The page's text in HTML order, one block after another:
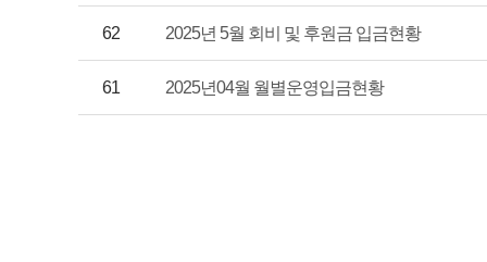
62 2025년 5월 회비 및 후원금 입금현황
61 2025년04월 월별운영입금현황